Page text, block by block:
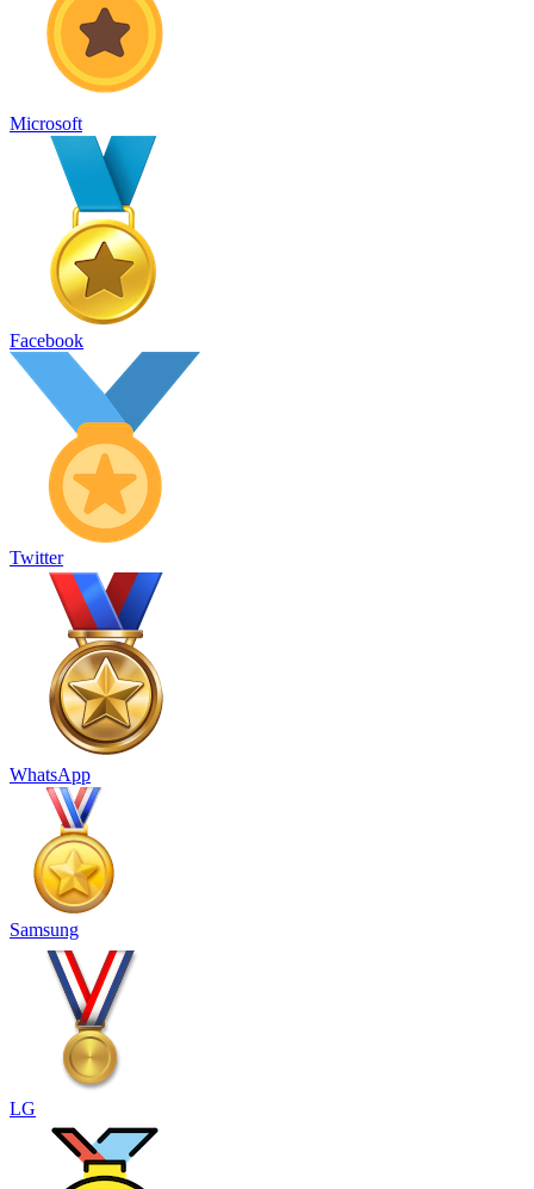
Microsoft
Facebook
Twitter
WhatsApp
Samsung
LG